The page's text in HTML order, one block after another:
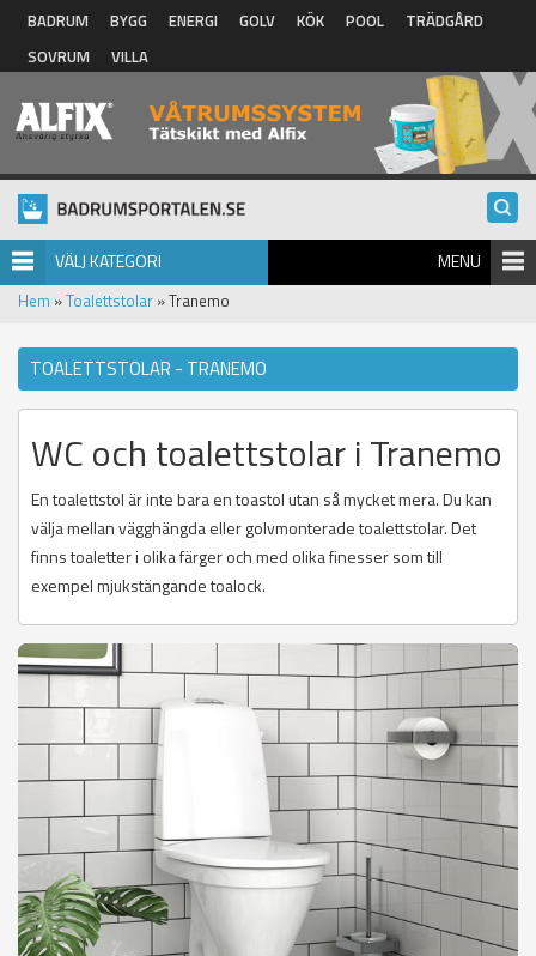
Hoppa till huvudinnehåll
BADRUM BYGG ENERGI GOLV KÖK POOL
TRÄDGÅRD
SOVRUM
VILLA
VÄLJ KATEGORI MENU
Hem »Toalettstolar » Tranemo
TOALETTSTOLAR - TRANEMO
WC och toalettstolar i Tranemo
En toalettstol är inte bara en toastol utan så mycket mera. Du kan
välja mellan vägghängda eller golvmonterade toalettstolar. Det
finns toaletter i olika färger och med olika finesser som till
exempel mjukstängande toalock.